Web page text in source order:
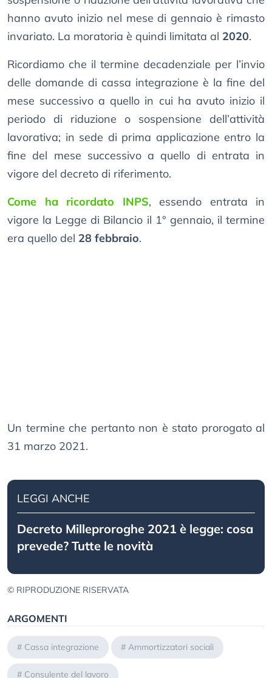
hanno avuto inizio nel mese di gennaio è rimasto
invariato. La moratoria è quindi limitata al 2020.
Ricordiamo che il termine decadenziale per l’invio
delle domande di cassa integrazione è la fine del
mese successivo a quello in cui ha avuto inizio il
periodo di riduzione o sospensione dell’attività
lavorativa; in sede di prima applicazione entro la
fine del mese successivo a quello di entrata in
vigore del decreto di riferimento.
Come ha ricordato INPS, essendo entrata in
vigore la Legge di Bilancio il 1° gennaio, il termine
era quello del 28 febbraio.
Un termine che pertanto non è stato prorogato al
31 marzo 2021.
LEGGI ANCHE
Decreto Milleproroghe 2021 è legge: cosa
prevede? Tutte le novità
© RIPRODUZIONE RISERVATA
ARGOMENTI
# Cassa integrazione # Ammortizzatori sociali
# Consulente del lavoro